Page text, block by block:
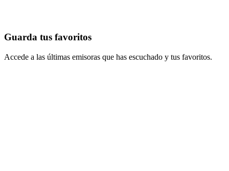
Guarda tus favoritos
Accede a las últimas emisoras que has escuchado y tus favoritos.